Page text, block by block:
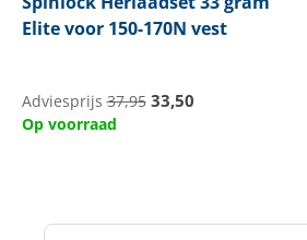
Elite voor 150-170N vest
Adviesprijs37,95 33,50
Op voorraad